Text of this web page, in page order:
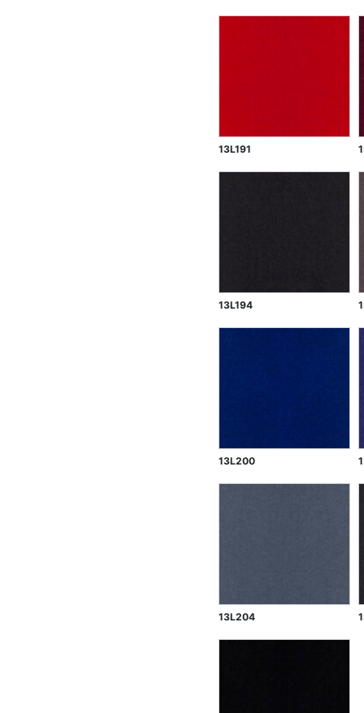
13L191
13L194
13L200
13L204